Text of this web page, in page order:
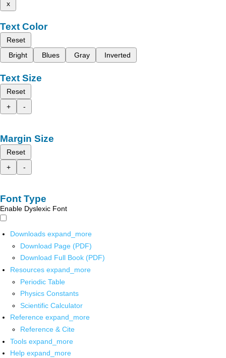
x
Text Color
Reset
Bright
Blues Gray Inverted
Text Size
Reset
+
-
Margin Size
Reset
+
-
Font Type
Enable Dyslexic Font
Downloads expand_more
Download Page (PDF)
Download Full Book (PDF)
Resources expand_more
Periodic Table
Physics Constants
Scientific Calculator
Reference expand_more
Reference & Cite
Tools expand_more
Help expand_more